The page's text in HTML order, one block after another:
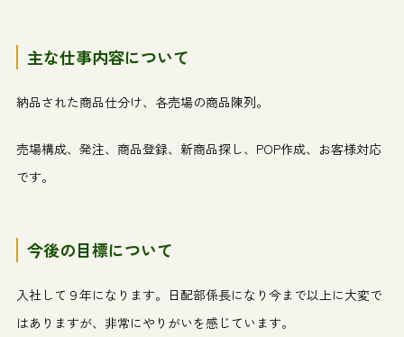
主な仕事内容について
納品された商品仕分け、各売場の商品陳列。
売場構成、発注、商品登録、新商品探し、 POP作成、お客様対応
です。
今後の目標について
入社して９年になります。日配部係長になり今まで以上に大変で
はありますが、非常にやりがいを感じています。